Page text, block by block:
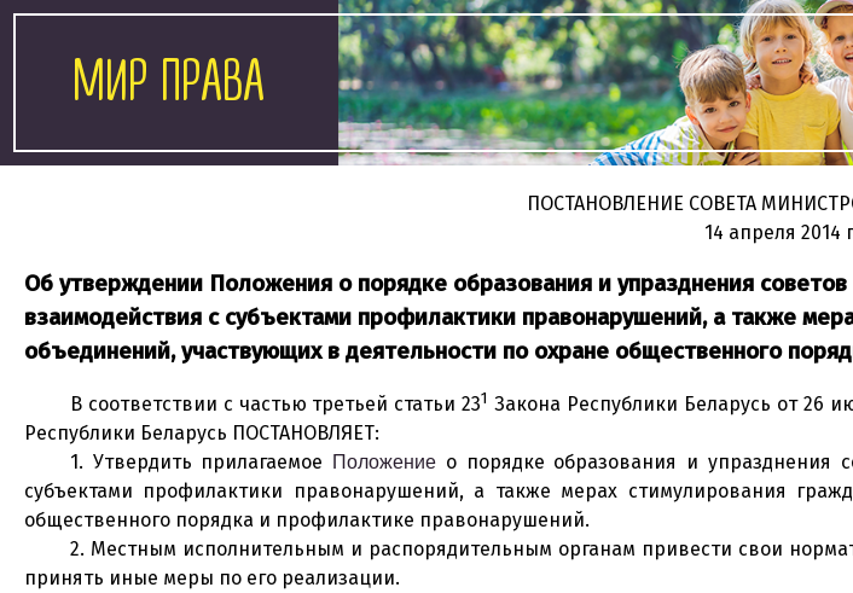
МИР ПРАВА
ПОСТАНОВЛЕНИЕ СОВЕТА
14 апреля 2014
Об утверждении Положения о порядке образования и упразднения
взаимодействия с субъектами профилактики правонарушений, а также
объединений, участвующих в деятельности по охране общественного
В соответствии с частью третьей статьи 231 Закона Республики Беларусь от 26
Республики Беларусь ПОСТАНОВЛЯЕТ:
1. Утвердить прилагаемое
Положение о порядке образования и упразднения
субъектами профилактики правонарушений, а также мерах стимулирования
общественного порядка и профилактике правонарушений.
2. Местным исполнительным и распорядительным органам привести свои
принять иные меры по его реализации.